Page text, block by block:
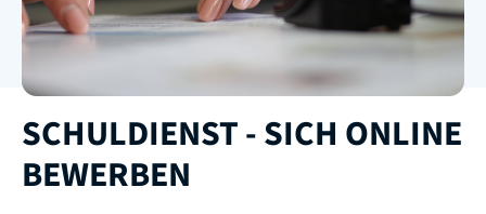
SCHULDIENST - SICH ONLINE
BEWERBEN